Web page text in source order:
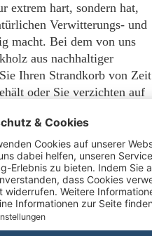
extrem hart, sondern hat,
Verwitterungs- und
macht. Bei dem von uns
aus nachhaltiger
Ihren Strandkorb von Zeit
oder Sie verzichten auf
graue Patina!
aus Natur-Rattan
Material wurde
Rattan eignet sich
ist nicht nur witterungs- und
stand. Außerdem